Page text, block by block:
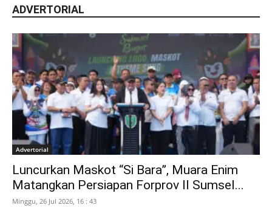
ADVERTORIAL
Advertorial
Luncurkan Maskot “Si Bara”, Muara Enim
Matangkan Persiapan Forprov II Sumsel...
Minggu, 26 Jul 2026, 16 : 43